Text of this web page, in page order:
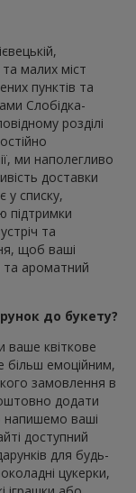
малих міст
пунктів та
Слобідка-
розділі
ми наполегливо
доставки
у списку,
підтримки
та
щоб ваші
та ароматний
до букету?
квіткове
більш емоційним,
замовлення в
додати
напишемо ваші
доступний
для будь-
цукерки,